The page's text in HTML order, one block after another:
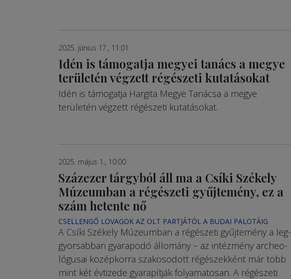
2025. június 17., 11:01
Idén is támogatja megyei tanács a megye
területén végzett régészeti kutatásokat
Idén is támogatja Hargita Megye Tanácsa a megye
területén végzett régészeti kutatásokat.
2025. május 1., 10:00
Százezer tárgyból áll ma a Csíki Székely
Mú­­­ze­umban a régé­szeti gyűj­temény, ez a
szám hetente nő
CSELLENGŐ LOVAGOK AZ OLT PARTJÁTÓL A BUDAI PALOTÁIG
A Csíki Székely Múzeumban a régészeti gyűjtemény a leg­
gyorsabban gyarapodó állomány – az intézmény archeo­
lógusai középkorra szakosodott régészekként már több
mint két évtizede gyarapítják folyamatosan. A ré­gészeti